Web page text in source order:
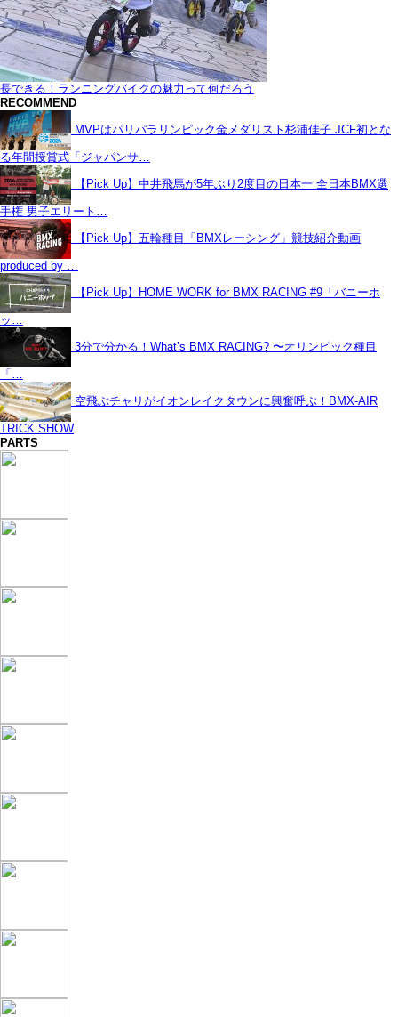
長できる！ランニングバイクの魅力って何だろう
RECOMMEND
MVPはパリパラリンピック金メダリスト杉浦佳子 JCF初とな
る年間授賞式「ジャパンサ…
【Pick Up】中井飛馬が5年ぶり2度目の日本一 全日本BMX選
手権 男子エリート…
【Pick Up】五輪種目「BMXレーシング」競技紹介動画
produced by …
【Pick Up】HOME WORK for BMX RACING #9「バニーホ
ッ…
3分で分かる！What’s BMX RACING? 〜オリンピック種目
「…
空飛ぶチャリがイオンレイクタウンに興奮呼ぶ！BMX-AIR
TRICK SHOW
PARTS